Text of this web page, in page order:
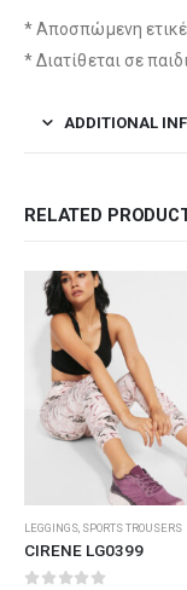
* Αποσπώμενη
* Διατίθεται σε
ADDITIONAL
RELATED
LEGGINGS, SPORTS TROUSERS
CIRENE LG0399